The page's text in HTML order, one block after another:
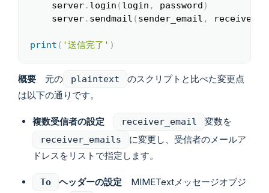
    server
. login ( login , password )
    server
. sendmail ( sender_email ,
print ( '送信完了' )
概要 元の plaintext
のスクリプトと比べた変更点
は以下の通りです。
複数受信者の設定 receiver_email 変数を
receiver_emails
に変更し、受信者のメールア
ドレスをリストで指定します。
To ヘッダーの設定 MIMETextメッセージオブジ